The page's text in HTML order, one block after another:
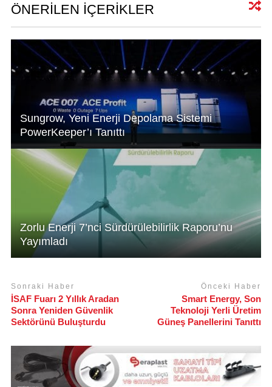
A
p
p
dI
n
b
o
o
k
ÖNERİLEN İÇERİKLER
Sungrow, Yeni Enerji Depolama Sistemi
PowerKeeper’ı Tanıttı
Zorlu Enerji 7’nci Sürdürülebilirlik Raporu’nu
Yayımladı
Sonraki Haber
İSAF Fuarı 2 Yıllık Aradan
Sonra Yeniden Güvenlik
Sektörünü Buluşturdu
Önceki Haber
Smart Energy, Son
Teknoloji Yerli Üretim
Güneş Panellerini Tanıttı